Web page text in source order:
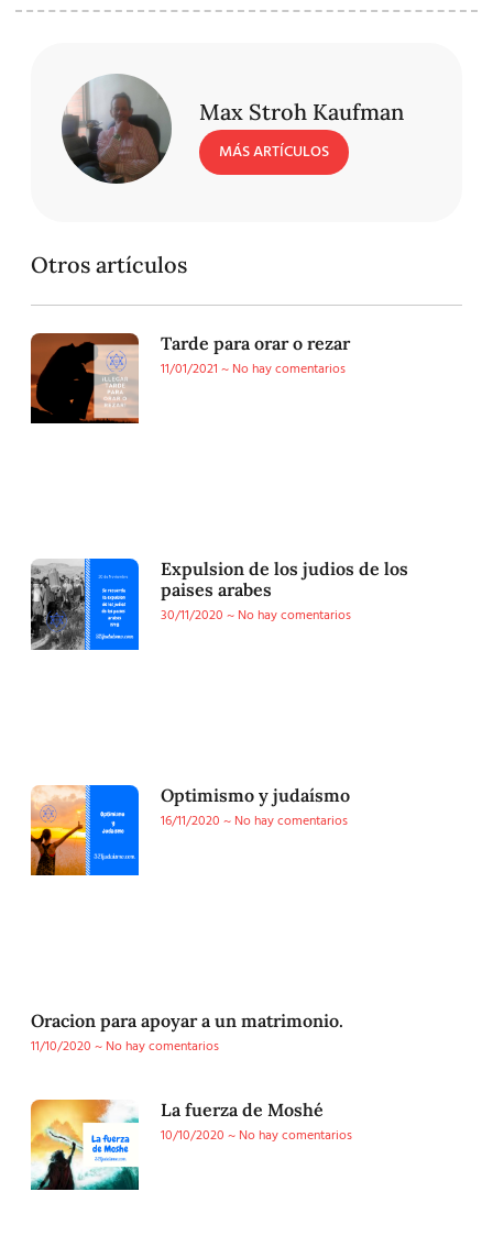
Max Stroh Kaufman
MÁS ARTÍCULOS
Otros artículos
Tarde para orar o rezar
11/01/2021
No hay comentarios
Expulsion de los judios de los
paises arabes
30/11/2020
No hay comentarios
Optimismo y judaísmo
16/11/2020
No hay comentarios
Oracion para apoyar a un matrimonio.
11/10/2020
No hay comentarios
La fuerza de Moshé
10/10/2020
No hay comentarios